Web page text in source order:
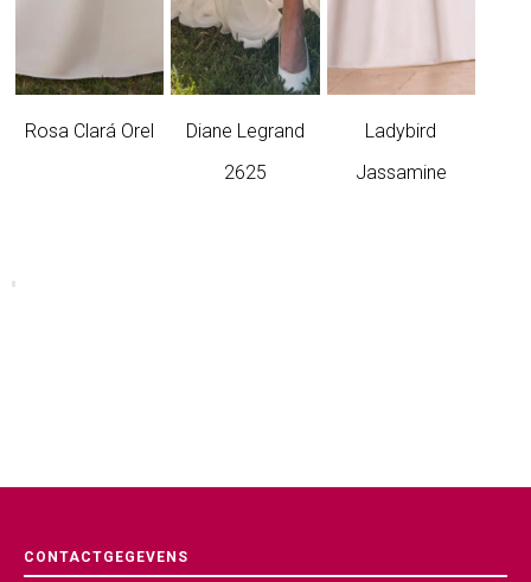
Rosa Clará Orel
Diane Legrand
2625
Ladybird
Jassamine
CONTACTGEGEVENS